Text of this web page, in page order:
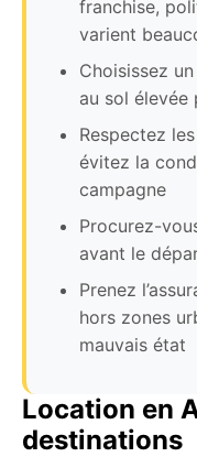
franchise,
varient
Choisissez
au sol
Respectez
évitez la
campagne
Procurez-
avant le
Prenez
hors zones
mauvais état
Location en
destinations